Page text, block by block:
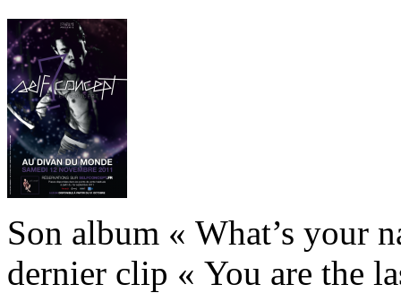
Son album « What’s your
dernier clip « You are the